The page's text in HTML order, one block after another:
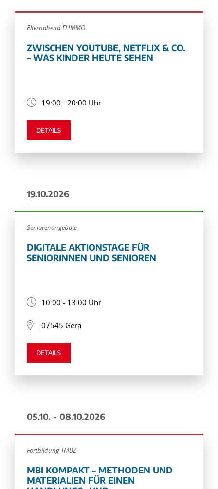
Elternabend FLIMMO
ZWISCHEN YOUTUBE, NETFLIX & CO.
– WAS KINDER HEUTE SEHEN
19:00 - 20:00 Uhr
DETAILS
19.10.2026
Seniorenangebote
DIGITALE AKTIONSTAGE FÜR
SENIORINNEN UND SENIOREN
10:00 - 13:00 Uhr
07545 Gera
DETAILS
05.10. - 08.10.2026
Fortbildung TMBZ
MBI KOMPAKT – METHODEN UND
MATERIALIEN FÜR EINEN